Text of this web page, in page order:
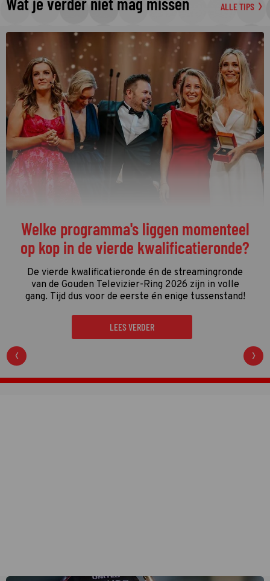
ALLE TIPS
De streamingtip van de week: The
Idaho Murders: College Nightmare op
Netflix
De driedelige documentaireThe Idaho Murders:
College Nightmaregaat over een van de gruwelijkste
moordzaken van de laatste jaren en is een
regelrechte hit op Netflix.